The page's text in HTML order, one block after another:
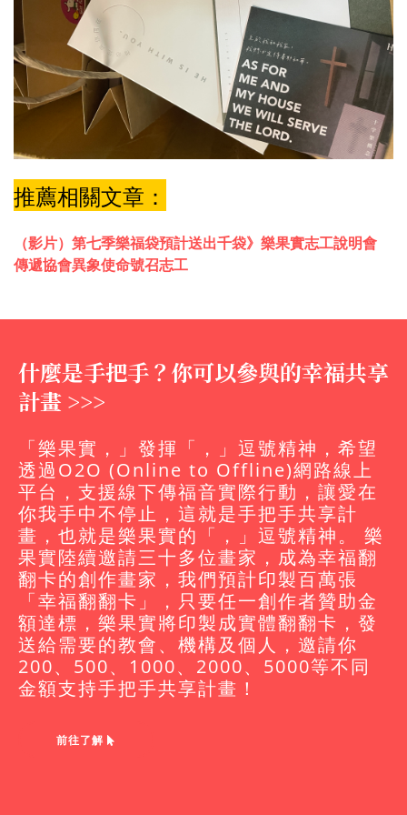
推薦相關文章：
（影片）第七季樂福袋預計送出千袋》樂果實志工說明會
傳遞協會異象使命號召志工
什麼是手把手？你可以參與的幸福共享
計畫 >>>
「樂果實，」發揮「，」逗號精神，希望
透過O2O (Online to Offline)網路線上
平台，支援線下傳福音實際行動，讓愛在
你我手中不停止，這就是手把手共享計
畫，也就是樂果實的「，」逗號精神。 樂
果實陸續邀請三十多位畫家，成為幸福翻
翻卡的創作畫家，我們預計印製百萬張
「幸福翻翻卡」，只要任一創作者贊助金
額達標，樂果實將印製成實體翻翻卡，發
送給需要的教會、機構及個人，邀請你
200、500、1000、2000、5000等不同
金額支持手把手共享計畫！
前往了解